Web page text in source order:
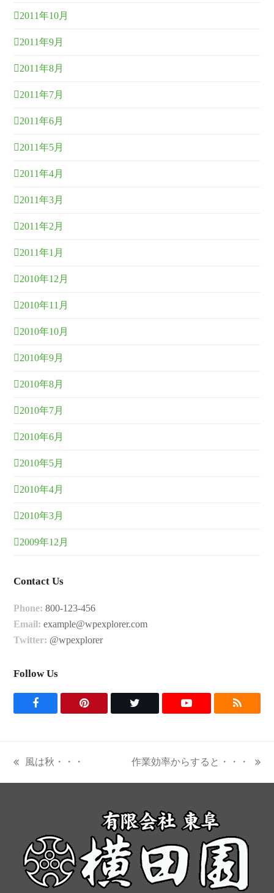
2011年10月
2011年9月
2011年8月
2011年7月
2011年6月
2011年5月
2011年4月
2011年3月
2011年2月
2011年1月
2010年12月
2010年11月
2010年10月
2010年9月
2010年8月
2010年7月
2010年6月
2010年5月
2010年4月
2010年3月
2009年12月
Contact Us
Phone: 800-123-456
Email: example@wpexplorer.com
Twitter: @wpexplorer
Follow Us
F
o
k
P
s
t
T
i
e
Y
b
R
previous
post:
風は秋・・・
next
post:
作業効率からすると・・・